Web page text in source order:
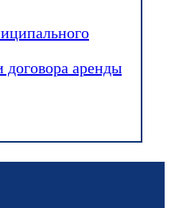
договора аренды